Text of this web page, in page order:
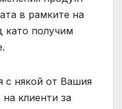
в рамките на
като получим
с някой от Вашия
клиенти за